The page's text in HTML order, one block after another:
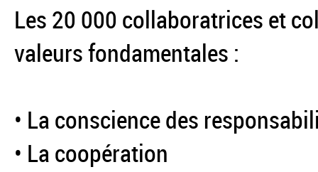
Les 20 000 collaboratrices et
valeurs fondamentales :
• La conscience des
• La coopération